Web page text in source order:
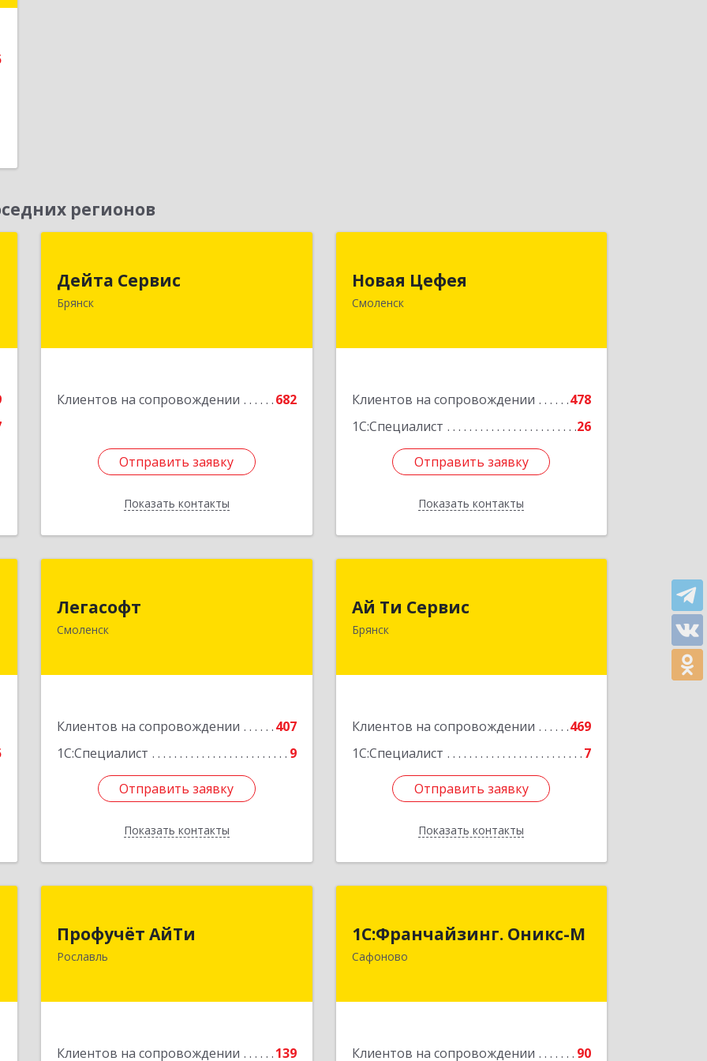
регионов
Дейта Сервис
Брянск
Клиентов на сопровождении 682
Отправить заявку
Показать контакты
241035, Брянская обл, Брянск г,
Подробнее
Отправить заявку
Назад
Новая Цефея
Смоленск
Клиентов на сопровождении
478
1С:Специалист
26
Отправить заявку
Показать контакты
214018, Смоленская обл, Смоленск г,
Подробнее
Отправить заявку
Назад
Легасофт
Смоленск
Клиентов на сопровождении
407
1С:Специалист
9
Отправить заявку
Показать контакты
214018, Смоленская обл, Смоленск г,
Ново-Рославльская ул, дом № 13
Подробнее
Отправить заявку
Назад
Ай Ти Сервис
Брянск
Клиентов на сопровождении
469
1С:Специалист
7
Отправить заявку
Показать контакты
241035, Брянская обл, Брянск г,
Брянской Пролетарской Дивизии ул,
Отправить заявку
Назад
Профучёт АйТи
Рославль
Клиентов на сопровождении
139
1С:Франчайзинг. Оникс-М
Сафоново
Клиентов на сопровождении 90
215500, Смоленская обл, Сафоновский
р-н, Сафоново г, Революционная ул,